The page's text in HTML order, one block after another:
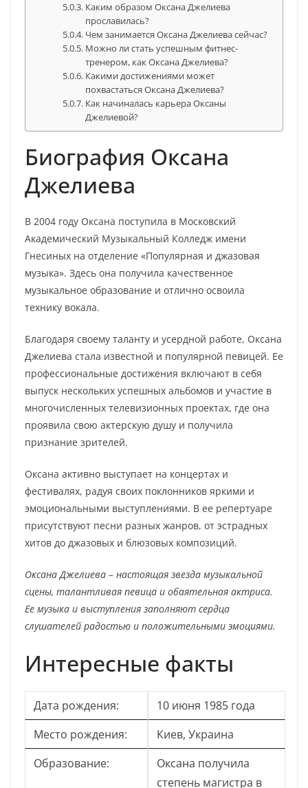
Каким образом Оксана Джелиева
прославилась?
Чем занимается Оксана Джелиева сейчас?
Можно ли стать успешным фитнес-
тренером, как Оксана Джелиева?
Какими достижениями может
похвастаться Оксана Джелиева?
Как начиналась карьера Оксаны
Джелиевой?
Биография Оксана
Джелиева
В 2004 году Оксана поступила в Московский
Академический Музыкальный Колледж имени
Гнесиных на отделение «Популярная и джазовая
музыка». Здесь она получила качественное
музыкальное образование и отлично освоила
технику вокала.
Благодаря своему таланту и усердной работе, Оксана
Джелиева стала известной и популярной певицей. Ее
профессиональные достижения включают в себя
выпуск нескольких успешных альбомов и участие в
многочисленных телевизионных проектах, где она
проявила свою актерскую душу и получила
признание зрителей.
Оксана активно выступает на концертах и
фестивалях, радуя своих поклонников яркими и
эмоциональными выступлениями. В ее репертуаре
присутствуют песни разных жанров, от эстрадных
хитов до джазовых и блюзовых композиций.
Оксана Джелиева – настоящая звезда музыкальной
сцены, талантливая певица и обаятельная актриса.
Ее музыка и выступления заполняют сердца
слушателей радостью и положительными эмоциями.
Интересные факты
Дата рождения:
10 июня 1985 года
Место рождения:
Киев, Украина
Образование:
Оксана получила
степень магистра в